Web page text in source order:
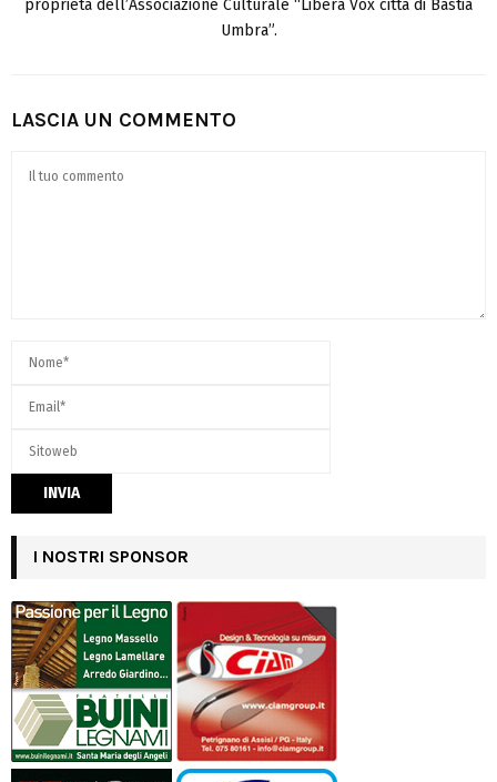
proprietà dell’Associazione Culturale “Libera Vox città di Bastia
Umbra”.
LASCIA UN COMMENTO
I NOSTRI SPONSOR